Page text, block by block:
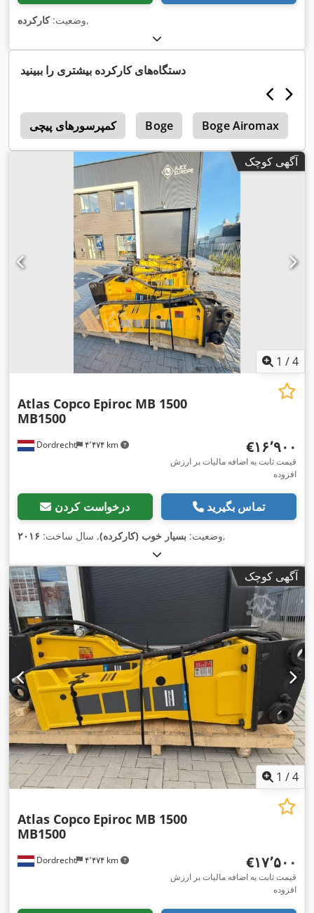
وضعیت:کارکرده ,
دستگاه‌های کارکرده بیشتری را ببینید
کمپرسورهای پیچی Boge Boge Airomax
آگهی کوچک
1 /4
Dordrecht ۴٬۴۷۴ km
Atlas Copco Epiroc MB 1500
MB1500
‎€۱۶٬۹۰۰
قیمت ثابت به اضافه مالیات بر ارزش
افزوده
درخواست کردن تماس بگیرید
وضعیت: بسیار خوب (کارکرده), سال ساخت: ۲۰۱۶ ,
آگهی کوچک
1 /4
Dordrecht ۴٬۴۷۴ km
Atlas Copco Epiroc MB 1500
MB1500
‎€۱۷٬۵۰۰
قیمت ثابت به اضافه مالیات بر ارزش
افزوده